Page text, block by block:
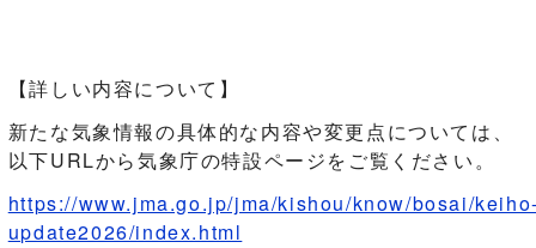
【詳しい内容について】
新たな気象情報の具体的な内容や変更点については、
以下URLから気象庁の特設ページをご覧ください。
https://www.jma.go.jp/jma/kishou/know/bosai/
update2026/index.html